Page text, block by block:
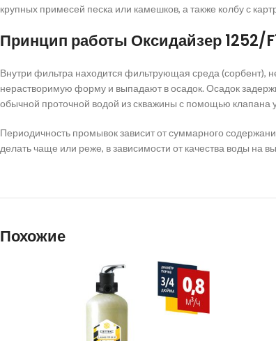
крупных примесей песка или камешков, а также колбу с
Принцип работы Оксидайзер 1252/
Внутри фильтра находится фильтрующая среда (сорбент),
нерастворимую форму и выпадают в осадок. Осадок
обычной проточной водой из скважины с помощью клапана
Периодичность промывок зависит от суммарного
делать чаще или реже, в зависимости от качества воды на
Похожие